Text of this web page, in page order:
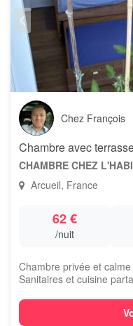
Chez François
Chambre avec
CHAMBRE CHEZ
Arcueil, France
62 €
/nuit
Chambre privée et
Sanitaires et cuisine